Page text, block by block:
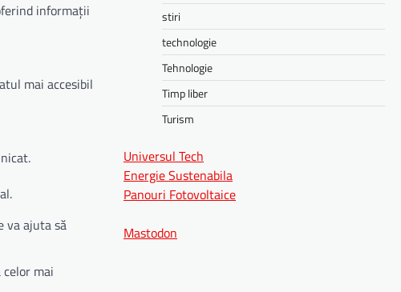
informații
mai accesibil
va ajuta să
mai
stiri
technologie
Tehnologie
Timp liber
Turism
Universul Tech
Energie Sustenabila
Panouri Fotovoltaice
Mastodon